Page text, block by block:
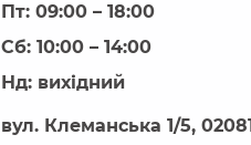
Пт: 09:00 – 18:00
Сб: 10:00 – 14:00
Нд: вихідний
вул. Клеманська 1/5,